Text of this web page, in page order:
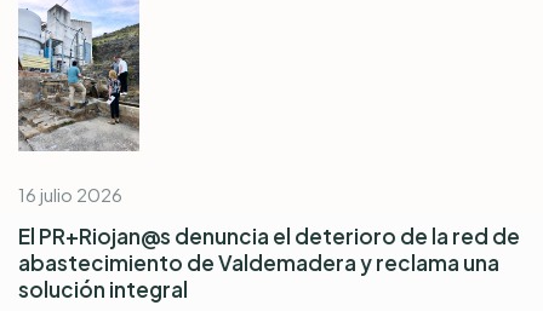
16 julio 2026
El PR+Riojan@s denuncia el deterioro de la red de
abastecimiento de Valdemadera y reclama una
solución integral